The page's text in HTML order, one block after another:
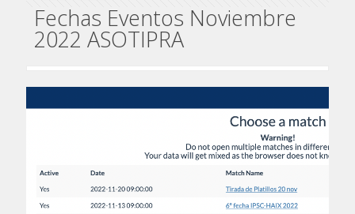
Fechas Eventos Noviembre
2022 ASOTIPRA